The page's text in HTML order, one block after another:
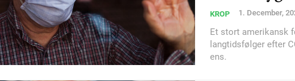
KROP 1. December,
Et stort amerikansk
langtidsfølger efter
ens.